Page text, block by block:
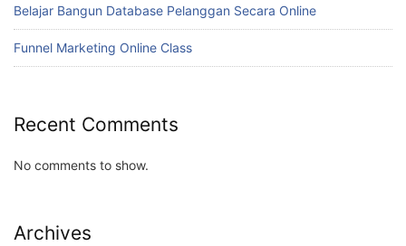
Belajar Bangun Database Pelanggan Secara Online
Funnel Marketing Online Class
Recent Comments
No comments to show.
Archives